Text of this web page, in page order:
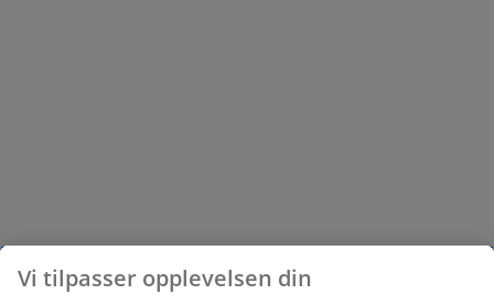
Vi tilpasser opplevelsen din